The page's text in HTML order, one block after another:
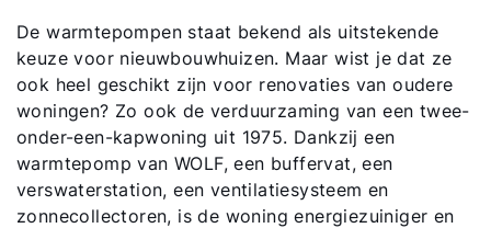
De warmtepompen staat bekend als uitstekende
keuze voor nieuwbouwhuizen. Maar wist je dat ze
ook heel geschikt zijn voor renovaties van oudere
woningen? Zo ook de verduurzaming van een twee-
onder-een-kapwoning uit 1975. Dankzij een
warmtepomp van WOLF, een buffervat, een
verswaterstation, een ventilatiesysteem en
zonnecollectoren, is de woning energiezuiniger en